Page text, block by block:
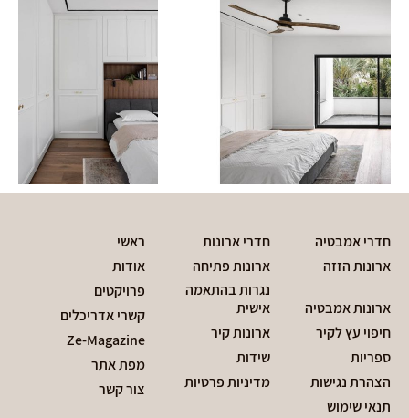
חדרי אמבטיה
חדרי ארונות
ארונות הזזה
ארונות פתיחה
ארונות אמבטיה
נגרות בהתאמה
אישית
חיפוי עץ לקיר
ארונות קיר
ספריות
שידות
הצהרת נגישות
מדיניות פרטיות
תנאי שימוש
ראשי
אודות
פרויקטים
קשרי אדריכלים
Ze-Magazine
מפת אתר
צור קשר